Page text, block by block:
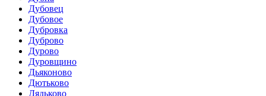
Дубовец
Дубовое
Дубровка
Дуброво
Дурово
Дуровщино
Дьяконово
Дютьково
Дядьково